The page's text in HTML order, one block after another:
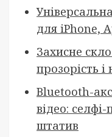
для iPhone,
Захисне
прозорість і
Bluetooth-
відео:
штатив